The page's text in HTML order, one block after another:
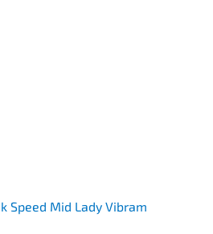
Speed Mid Lady Vibram